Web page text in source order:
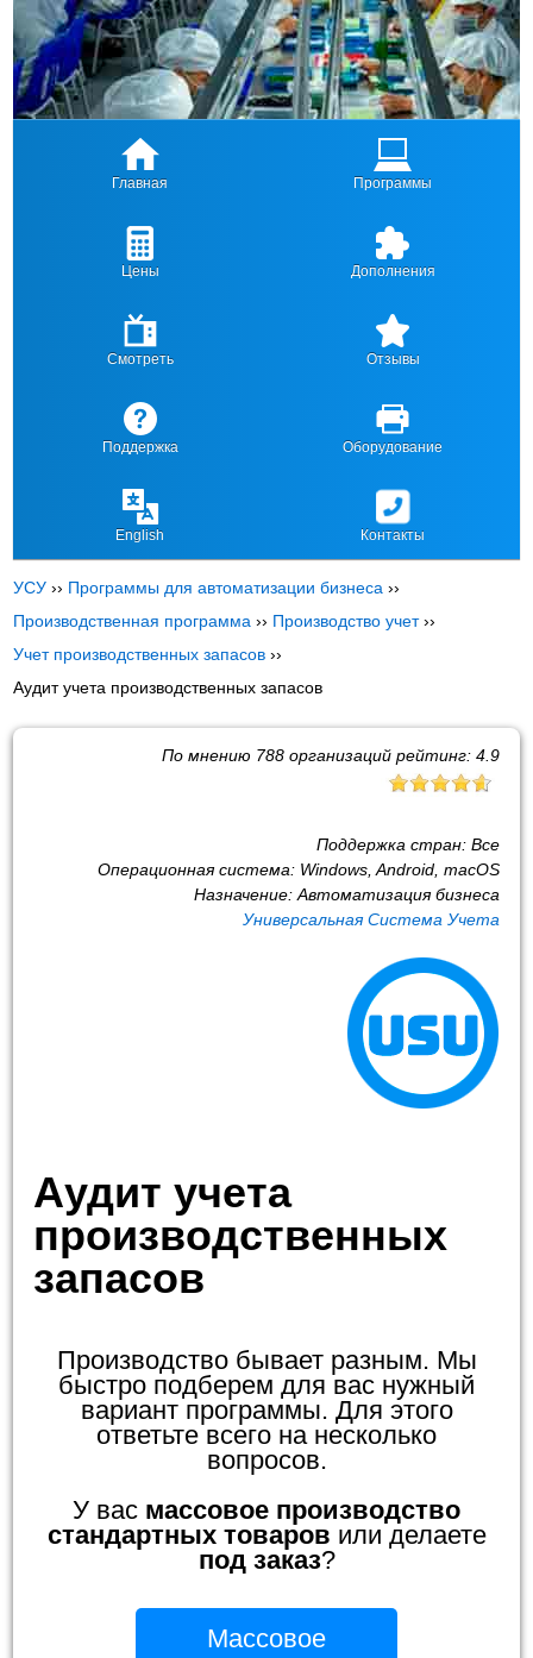
Главная Программы
Цены Дополнения
Смотреть Отзывы
Поддержка Оборудование
English Контакты
УСУ ›› Программы для автоматизации бизнеса ››
Производственная программа ›› Производство учет››
Учет производственных запасов ››
Аудит учета производственных запасов
По мнению 788организаций рейтинг: 4.9
Поддержка стран: Все
Операционная система: Windows, Android, macOS
Назначение: Автоматизация бизнеса
Универсальная Система Учета
Аудит учета
производственных
запасов
Производство бывает разным. Мы
быстро подберем для вас нужный
вариант программы. Для этого
ответьте всего на несколько
вопросов.
У вас массовое производство
стандартных товаров или делаете
под заказ?
Массовое